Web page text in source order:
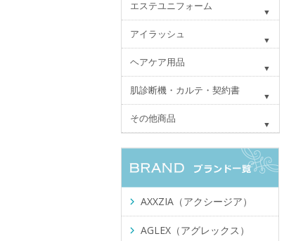
エステユニフォーム
アイラッシュ
ヘアケア用品
肌診断機・カルテ・契約書
その他商品
AXXZIA（アクシージア）
AGLEX（アグレックス）